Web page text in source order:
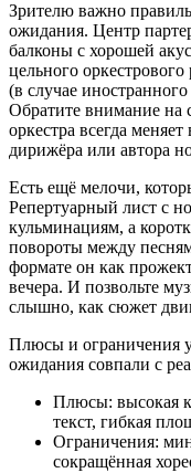
Зрителю важно
ожидания. Центр
балконы с хорошей
цельного
(в случае
Обратите внимание на
оркестра всегда
дирижёра или автора
Есть ещё мелочи,
Репертуарный лист с
кульминациям, а
повороты между
формате он как
вечера. И позвольте
слышно, как сюжет
Плюсы и ограничения
ожидания совпали с
Плюсы: высокая
текст, гибкая
Ограничения:
сокращённая